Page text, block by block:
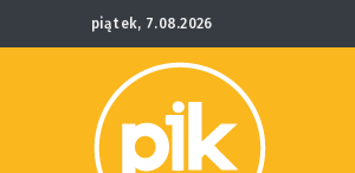
piątek, 7.08.2026